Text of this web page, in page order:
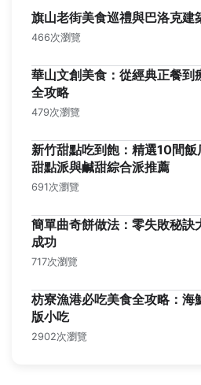
旗山老街美食巡禮與巴洛克建
466次瀏覽
華山文創美食：從經典正餐到
全攻略
479次瀏覽
新竹甜點吃到飽：精選10間
甜點派與鹹甜綜合派推薦
691次瀏覽
簡單曲奇餅做法：零失敗秘訣
成功
717次瀏覽
枋寮漁港必吃美食全攻略：海
版小吃
2902次瀏覽